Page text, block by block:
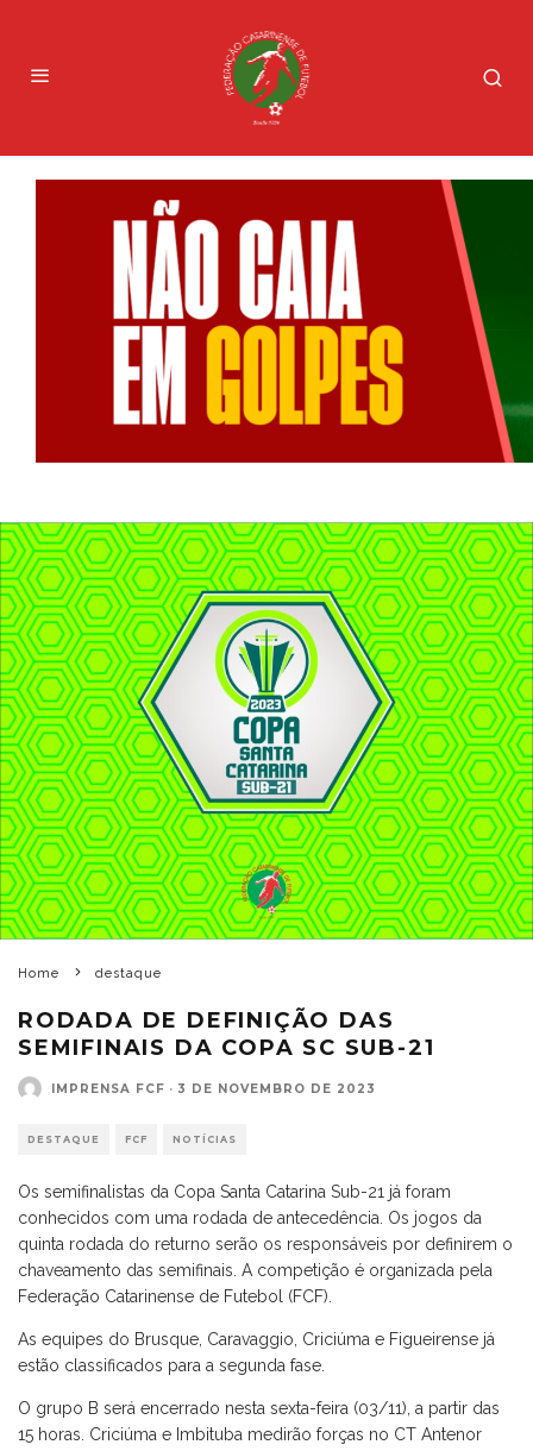
Home destaque
RODADA DE DEFINIÇÃO DAS
SEMIFINAIS DA COPA SC SUB-21
IMPRENSA FCF · 3 DE NOVEMBRO DE 2023
DESTAQUE FCF NOTÍCIAS
Os semifinalistas da Copa Santa Catarina Sub-21 já foram
conhecidos com uma rodada de antecedência. Os jogos da
quinta rodada do returno serão os responsáveis por definirem o
chaveamento das semifinais. A competição é organizada pela
Federação Catarinense de Futebol (FCF).
As equipes do Brusque, Caravaggio, Criciúma e Figueirense já
estão classificados para a segunda fase.
O grupo B será encerrado nesta sexta-feira (03/11), a partir das
15 horas. Criciúma e Imbituba medirão forças no CT Antenor